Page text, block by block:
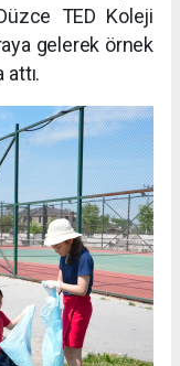
TED Koleji
gelerek örnek